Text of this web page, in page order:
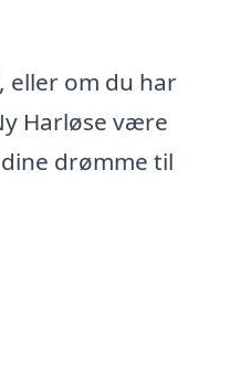
eller om du har
Harløse være
drømme til